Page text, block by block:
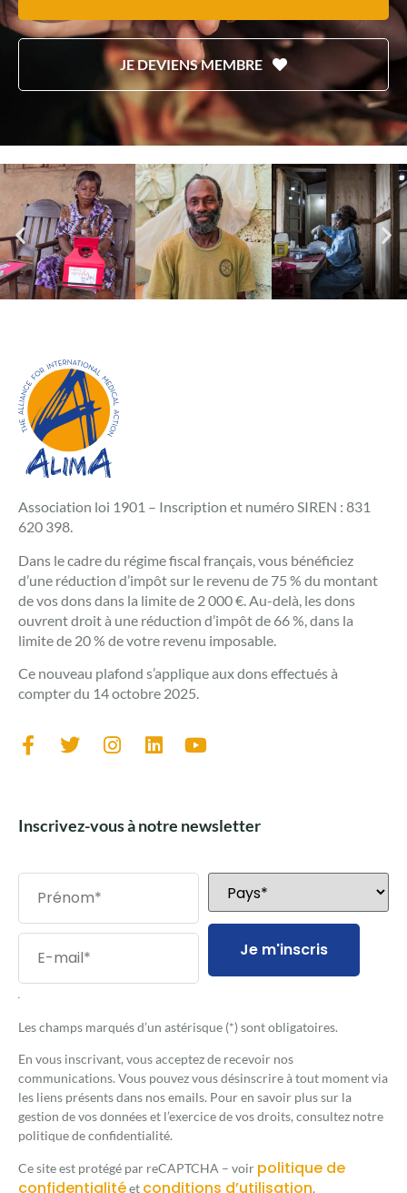
JE DEVIENS MEMBRE
Association loi 1901 – Inscription et numéro SIREN : 831
620 398.
Dans le cadre du régime fiscal français, vous bénéficiez
d’une réduction d’impôt sur le revenu de 75 % du montant
de vos dons dans la limite de 2 000 €. Au-delà, les dons
ouvrent droit à une réduction d’impôt de 66 %, dans la
limite de 20 % de votre revenu imposable.
Ce nouveau plafond s’applique aux dons effectués à
compter du 14 octobre 2025.
Inscrivez-vous à notre newsletter
Je m'inscris
.
Les champs marqués d’un astérisque (*) sont obligatoires.
En vous inscrivant, vous acceptez de recevoir nos
communications. Vous pouvez vous désinscrire à tout moment via
les liens présents dans nos emails. Pour en savoir plus sur la
gestion de vos données et l’exercice de vos droits, consultez notre
politique de confidentialité.
Ce site est protégé par reCAPTCHA – voir politique de
confidentialitéet conditions d’utilisation.